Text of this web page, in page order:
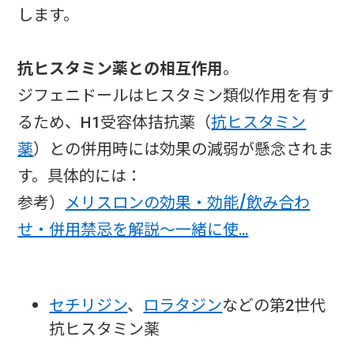
します。
抗ヒスタミン薬との相互作用。
ジフェニドールはヒスタミン類似作用を有す
るため、H1受容体拮抗薬（抗ヒスタミン
薬）との併用時には効果の減弱が懸念されま
す。具体的には：
参考） メリスロンの効果・効能/飲み合わ
せ・併用禁忌を解説～一緒に使…
セチリジン、 ロラタジンなどの第2世代
抗ヒスタミン薬